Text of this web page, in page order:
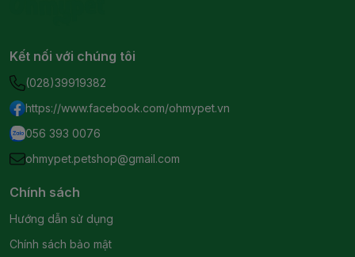
Kết nối với chúng tôi
(028)39919382
https://www.facebook.com/ohmypet.vn
056 393 0076
ohmypet.petshop@gmail.com
Chính sách
Hướng dẫn sử dụng
Chính sách bảo mật